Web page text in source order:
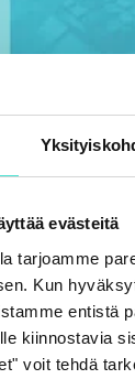
evästeitä
tarjoamme
Kun
entistä
kiinnostavia
voit tehdä